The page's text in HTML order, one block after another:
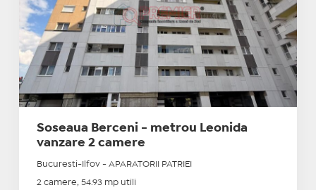
Soseaua Berceni - metrou Leonida
vanzare 2 camere
Bucuresti-Ilfov - APARATORII PATRIEI
2 camere, 54.93 mp utili